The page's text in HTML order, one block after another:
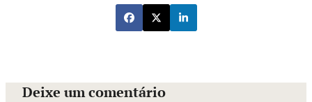
Deixe um comentário